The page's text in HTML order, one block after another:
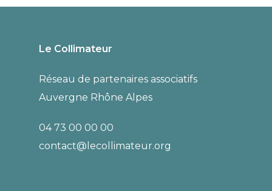
Le Collimateur
Réseau de partenaires associatifs
Auvergne Rhône Alpes
04 73 00 00 00
contact@lecollimateur.org